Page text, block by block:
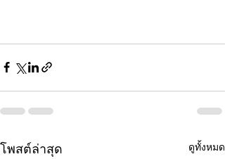
โพสต์ล่าสุด ดูทั้งหมด